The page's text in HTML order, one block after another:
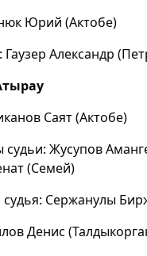
Юрий (Актобе)
Александр
Саят (Актобе)
судьи: Жусупов
(Семей)
судья: Сержанулы
Денис